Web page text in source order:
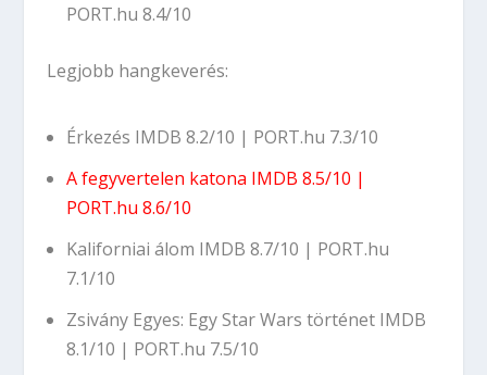
PORT.hu 8.4/10
Legjobb hangkeverés:
Érkezés IMDB 8.2/10 | PORT.hu 7.3/10
A fegyvertelen katona IMDB 8.5/10 |
PORT.hu 8.6/10
Kaliforniai álom IMDB 8.7/10 | PORT.hu
7.1/10
Zsivány Egyes: Egy Star Wars történet IMDB
8.1/10 | PORT.hu 7.5/10